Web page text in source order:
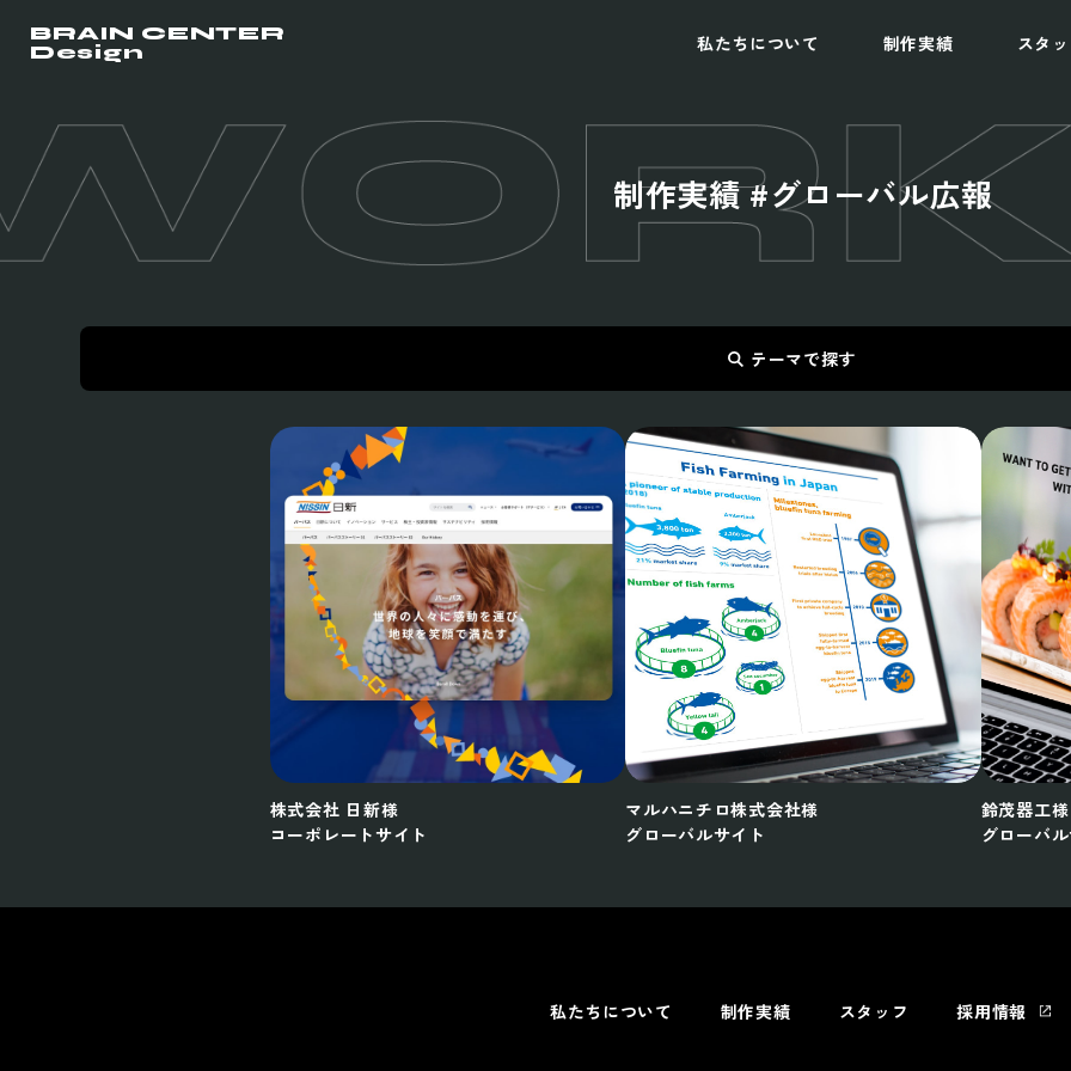
BRAIN CENTER
Design
私たちについて 制作実績 スタ
制作実績 #グロ ーバル広報
テーマで探す
株式会社 日新様
コーポレートサイト
マルハニチロ株式会社様
グローバルサイト
鈴茂器工様
グローバ
私たちについて 制作実績 スタッフ 採用情報